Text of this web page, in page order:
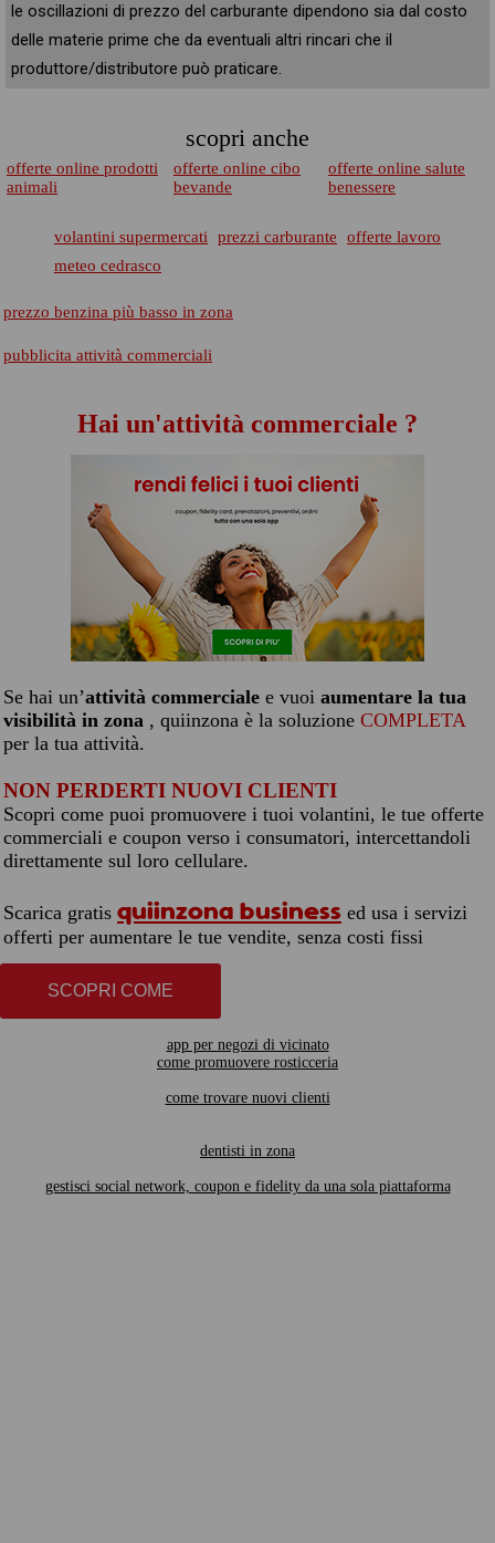
le oscillazioni di prezzo del carburante dipendono sia dal costo
delle materie prime che da eventuali altri rincari che il
produttore/distributore può praticare.
scopri anche
offerte online prodotti
animali
offerte online cibo
bevande
offerte online salute
benessere
volantini supermercati prezzi carburante
offerte lavoro
meteo cedrasco
prezzo benzina più basso in zona
pubblicita attività commerciali
Hai un'attività commerciale ?
Se hai un’attività commerciale e vuoi aumentare la tua
visibilità in zona , quiinzona è la soluzione COMPLETA
per la tua attività.
NON PERDERTI NUOVI CLIENTI
Scopri come puoi promuovere i tuoi volantini, le tue offerte
commerciali e coupon verso i consumatori, intercettandoli
direttamente sul loro cellulare.
Scarica gratis quiinzona business ed usa i servizi
offerti per aumentare le tue vendite, senza costi fissi
SCOPRI COME
app per negozi di vicinato
come promuovere rosticceria
come trovare nuovi clienti
dentisti in zona
gestisci social network, coupon e fidelity da una sola piattaforma